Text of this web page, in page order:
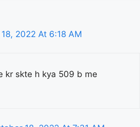
2022 At 6:18 AM
kr skte h kya 509 b me